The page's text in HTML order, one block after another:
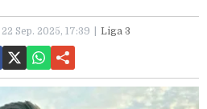
22 Sep. 2025, 17:39 Liga 3